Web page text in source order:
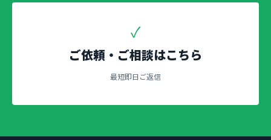
✓
ご依頼・ご相談はこちら
最短即日ご返信